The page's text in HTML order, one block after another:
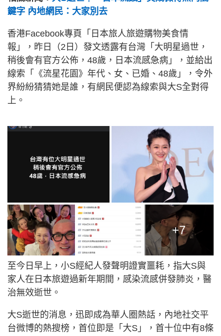
鍵字 內地網民：大家別去
香港Facebook專頁「日本旅人旅遊購物美食情
報」，昨日（2日）發文透露有台灣「大明星過世，
稍後會有官方公佈，48歲，日本流感急病」，並給出
線索「《流星花園》年代、女、已婚、48歲」，令外
界紛紛猜猜她是誰，有網民便認為線索與大S全對得
上。
+7
至今日早上，小S經紀人發聲明證實噩耗，指大S與
家人在日本旅遊過新年期間，感染流感併發肺炎，醫
治無效逝世。
大S逝世的消息，迅即成為華人圈熱話，內地社交平
台微博的熱搜榜，首位即是「大S」，首十位中有8條